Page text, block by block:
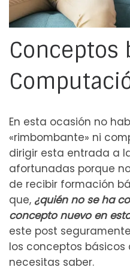
Conceptos
En esta ocasión no
«rimbombante» ni
dirigir esta entrada a
afortunadas porque
de recibir formación
que, ¿quién no se ha
concepto nuevo en
este post
los conceptos
necesitas saber.